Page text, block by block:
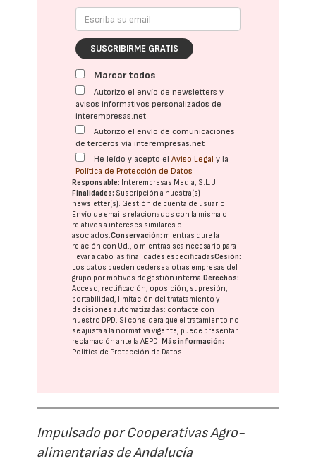
SUSCRIBIRME GRATIS
Marcar todos
Autorizo el envío de newsletters y
avisos informativos personalizados de
interempresas.net
Autorizo el envío de comunicaciones
de terceros vía interempresas.net
He leído y acepto elAviso Legal y la
Política de Protección de Datos
Responsable: Interempresas Media, S.L.U.
Finalidades: Suscripción a nuestra(s)
newsletter(s). Gestión de cuenta de usuario.
Envío de emails relacionados con la misma o
relativos a intereses similares o
asociados.Conservación: mientras dure la
relación con Ud., o mientras sea necesario para
llevar a cabo las finalidades especificadasCesión:
Los datos pueden cederse a otras empresas del
grupo por motivos de gestión interna. Derechos:
Acceso, rectificación, oposición, supresión,
portabilidad, limitación del tratatamiento y
decisiones automatizadas: contacte con
nuestro DPD. Si considera que el tratamiento no
se ajusta a la normativa vigente, puede presentar
reclamación ante laAEPD. Más información:
Política de Protección de Datos
Impulsado por Cooperativas Agro-
alimentarias de Andalucía